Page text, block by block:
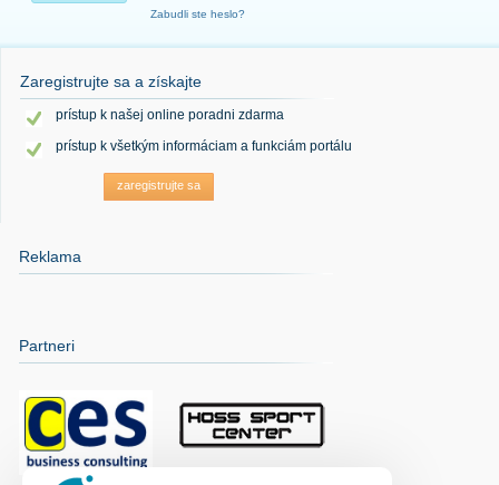
Zabudli ste heslo?
Zaregistrujte sa a získajte
prístup k našej online poradni zdarma
prístup k všetkým informáciam a funkciám portálu
zaregistrujte sa
Reklama
Partneri